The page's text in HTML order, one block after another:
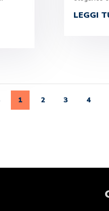
LEGGI
1 2 3 4